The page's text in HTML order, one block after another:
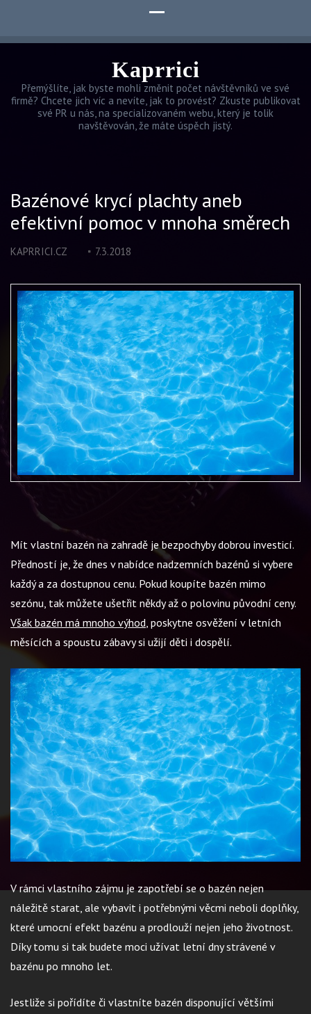
Kaprrici
Přemýšlíte, jak byste mohli změnit počet návštěvníků ve své
firmě? Chcete jich víc a nevíte, jak to provést? Zkuste publikovat
své PR u nás, na specializovaném webu, který je tolik
navštěvován, že máte úspěch jistý.
Bazénové krycí plachty aneb
efektivní pomoc v mnoha směrech
KAPRRICI.CZ 7.3.2018
Mít vlastní bazén na zahradě je bezpochyby dobrou investicí.
Předností je, že dnes v nabídce nadzemních bazénů si vybere
každý a za dostupnou cenu. Pokud koupíte bazén mimo
sezónu, tak můžete ušetřit někdy až o polovinu původní ceny.
Však bazén má mnoho výhod , poskytne osvěžení v letních
měsících a spoustu zábavy si užijí děti i dospělí.
V rámci vlastního zájmu je zapotřebí se o bazén nejen
náležitě starat, ale vybavit i potřebnými věcmi neboli doplňky,
které umocní efekt bazénu a prodlouží nejen jeho životnost.
Díky tomu si tak budete moci užívat letní dny strávené v
bazénu po mnoho let.
Jestliže si pořídíte či vlastníte bazén disponující většími